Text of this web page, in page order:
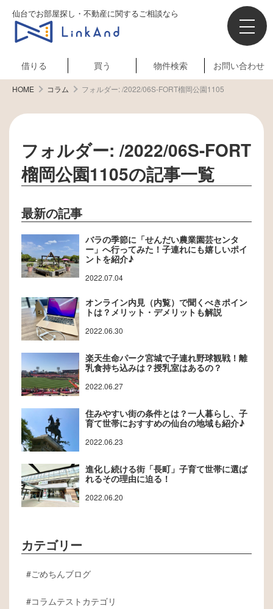
仙台でお部屋探し・不動産に関するご相談なら
借りる 買う 物件検索 お問い合わせ
HOME コラム フォルダー:/2022/06S-FORT榴岡公園1105
フォルダー:/2022/06S-FORT
榴岡公園1105の記事一覧
最新の記事
バラの季節に「せんだい農業園芸センタ
ー」へ行ってみた！子連れにも嬉しいポイ
ントを紹介♪
2022.07.04
オンライン内見（内覧）で聞くべきポイン
トは？メリット・デメリットも解説
2022.06.30
楽天生命パーク宮城で子連れ野球観戦！離
乳食持ち込みは？授乳室はあるの？
2022.06.27
住みやすい街の条件とは？一人暮らし、子
育て世帯におすすめの仙台の地域も紹介♪
2022.06.23
進化し続ける街「長町」子育て世帯に選ば
れるその理由に迫る！
2022.06.20
カテゴリー
ごめちんブログ
コラムテストカテゴリ